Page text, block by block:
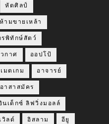
หัตศิลป์
ห้ามขายเหล้า
รพิทักษ์สัตว์
กาศ ออปโป้
มตเกม อาจารย์
อาสาสมัคร
นเด็กซ์ ลิฟวิ่งมอลล์
วิลด์ อิสลาม อียู